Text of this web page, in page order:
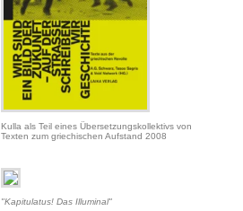
Kulla als Teil eines Übersetzungskollektivs von
Texten zum griechischen Aufstand 2008
"Kapitulatus! Das Illuminal"